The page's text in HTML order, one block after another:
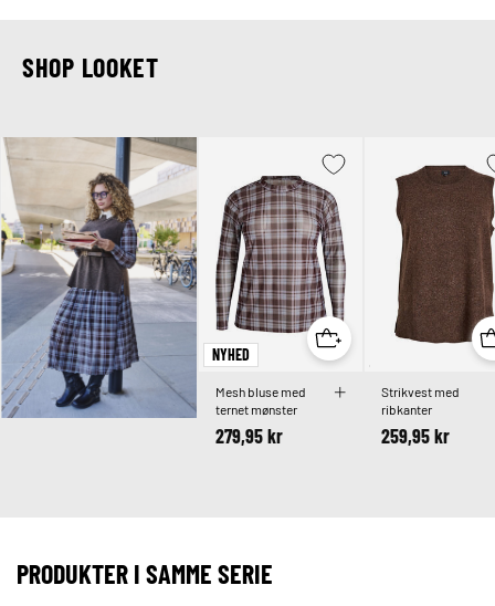
SHOP LOOKET
NYHED
Mesh bluse med
ternet mønster
279,95 kr
Strikvest med
ribkanter
259,95 kr
PRODUKTER I SAMME SERIE